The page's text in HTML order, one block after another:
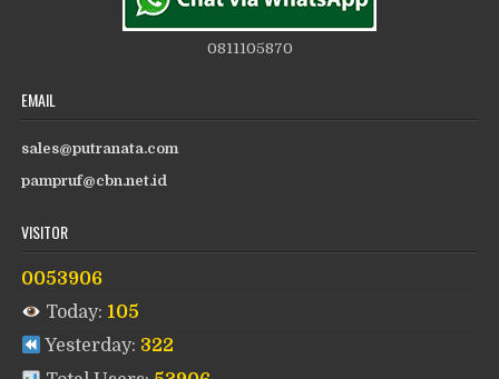
0811105870
EMAIL
sales@putranata.com
pampruf@cbn.net.id
VISITOR
0053906
Today: 105
Yesterday: 322